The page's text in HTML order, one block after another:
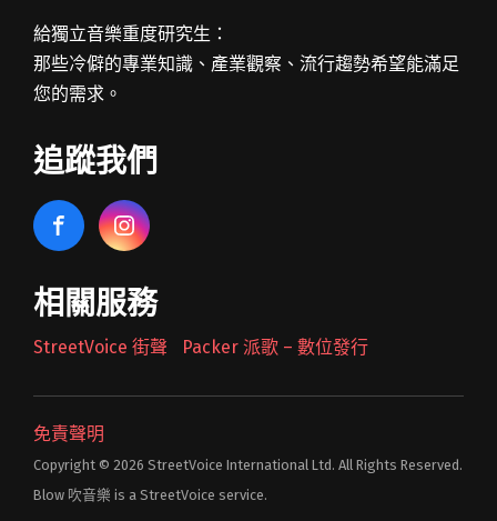
給獨立音樂重度研究生：
那些冷僻的專業知識、產業觀察、流行趨勢希望能滿足
您的需求。
追蹤我們
相關服務
StreetVoice 街聲 Packer 派歌 – 數位發行
免責聲明
Copyright © 2026 StreetVoice International Ltd. All Rights Reserved.
Blow 吹音樂 is a StreetVoice service.